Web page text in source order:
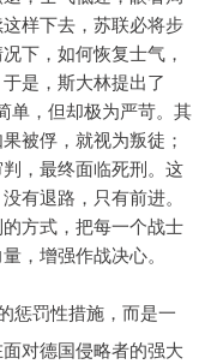
样下去，苏联必将步
下，如何恢复士气，
是，斯大林提出了
单，但却极为严苛。其
被俘，就视为叛徒；
，最终面临死刑。这
有退路，只有前进。
方式，把每一个战士
，增强作战决心。
惩罚性措施，而是一
对德国侵略者的强大